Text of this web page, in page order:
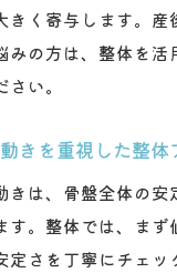
きく寄与します。産
みの方は、整体を活
い。
きを重視した整体
きは、骨盤全体の安
す。整体では、まず
定さを丁寧にチェッ